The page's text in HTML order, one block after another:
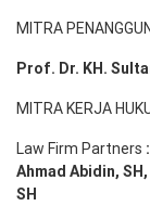
MITRA
Prof. Dr. KH.
MITRA KERJA
Law Firm Partners :
Ahmad Abidin, SH,
SH